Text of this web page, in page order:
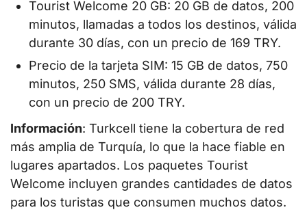
Tourist Welcome 20 GB: 20 GB de datos, 200
minutos, llamadas a todos los destinos, válida
durante 30 días, con un precio de 169 TRY.
Precio de la tarjeta SIM: 15 GB de datos, 750
minutos, 250 SMS, válida durante 28 días,
con un precio de 200 TRY.
Información: Turkcell tiene la cobertura de red
más amplia de Turquía, lo que la hace fiable en
lugares apartados. Los paquetes Tourist
Welcome incluyen grandes cantidades de datos
para los turistas que consumen muchos datos.